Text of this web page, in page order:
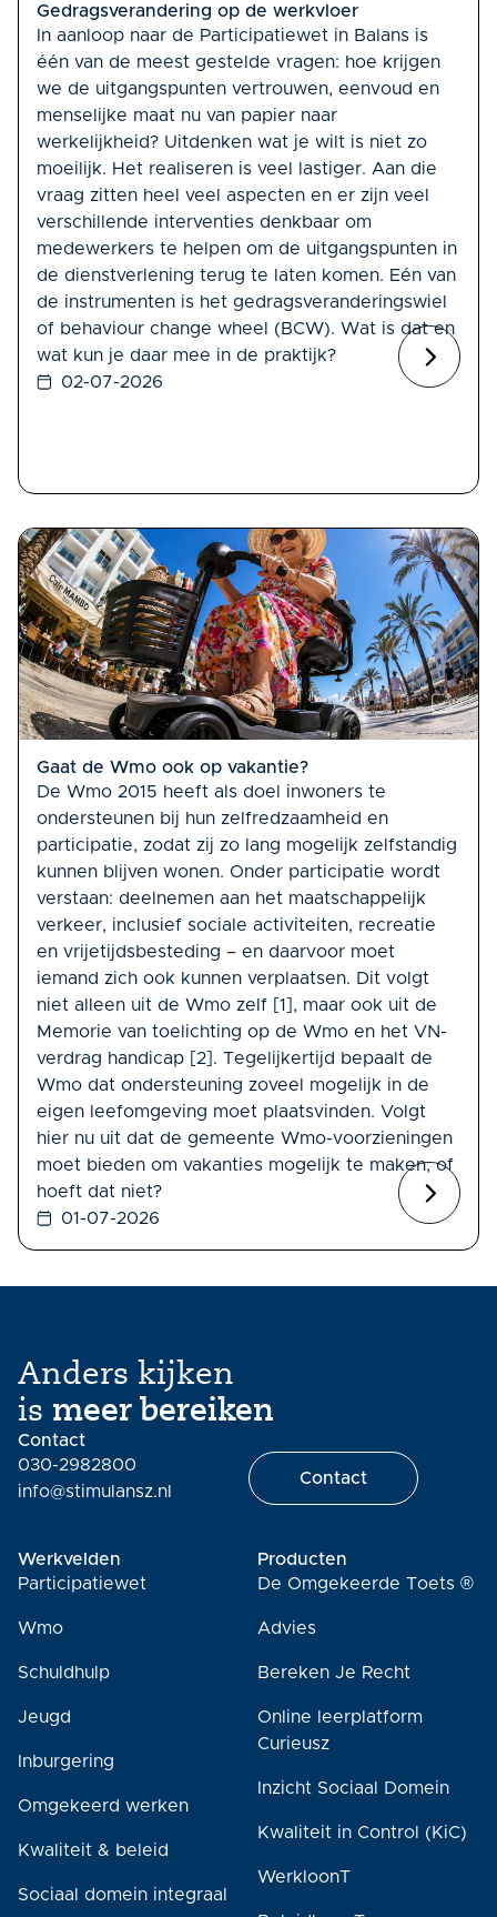
Gedragsverandering op de werkvloer
In aanloop naar de Participatiewet in Balans is
één van de meest gestelde vragen: hoe krijgen
we de uitgangspunten vertrouwen, eenvoud en
menselijke maat nu van papier naar
werkelijkheid? Uitdenken wat je wilt is niet zo
moeilijk. Het realiseren is veel lastiger. Aan die
vraag zitten heel veel aspecten en er zijn veel
verschillende interventies denkbaar om
medewerkers te helpen om de uitgangspunten in
de dienstverlening terug te laten komen. Eén van
de instrumenten is het gedragsveranderingswiel
of behaviour change wheel (BCW). Wat is dat en
wat kun je daar mee in de praktijk?
02-07-2026
Gaat de Wmo ook op vakantie?
De Wmo 2015 heeft als doel inwoners te
ondersteunen bij hun zelfredzaamheid en
participatie, zodat zij zo lang mogelijk zelfstandig
kunnen blijven wonen. Onder participatie wordt
verstaan: deelnemen aan het maatschappelijk
verkeer, inclusief sociale activiteiten, recreatie
en vrijetijdsbesteding – en daarvoor moet
iemand zich ook kunnen verplaatsen. Dit volgt
niet alleen uit de Wmo zelf [1], maar ook uit de
Memorie van toelichting op de Wmo en het VN-
verdrag handicap [2]. Tegelijkertijd bepaalt de
Wmo dat ondersteuning zoveel mogelijk in de
eigen leefomgeving moet plaatsvinden. Volgt
hier nu uit dat de gemeente Wmo-voorzieningen
moet bieden om vakanties mogelijk te maken, of
hoeft dat niet?
01-07-2026
Anders kijken
is meer bereiken
Contact
030-2982800
info@stimulansz.nl
Contact
Werkvelden
Participatiewet
Wmo
Schuldhulp
Jeugd
Inburgering
Omgekeerd werken
Kwaliteit & beleid
Sociaal domein integraal
Producten
De Omgekeerde Toets ®
Advies
Bereken Je Recht
Online leerplatform
Curieusz
Inzicht Sociaal Domein
Kwaliteit in Control (KiC)
WerkloonT